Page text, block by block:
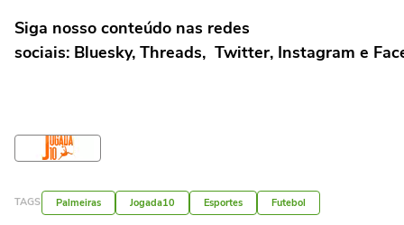
Siga nosso conteúdo nas redes
sociais: Bluesky, Threads, Twitter, Instagram e
TAGS Palmeiras Jogada10 Esportes Futebol